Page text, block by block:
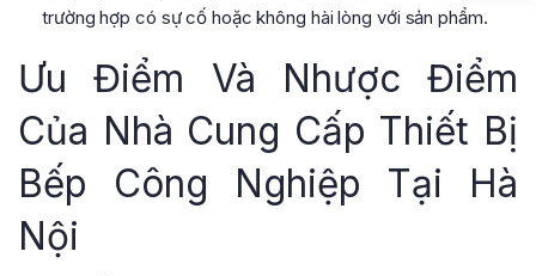
trường hợp có sự cố hoặc không hài lòng với sản phẩm.
Ưu Điểm Và Nhược Điểm
Của Nhà Cung Cấp Thiết Bị
Bếp Công Nghiệp Tại Hà
Nội